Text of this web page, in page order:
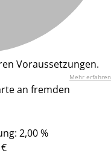
Voraussetzungen.
Mehr erfahren
an fremden
2,00 %